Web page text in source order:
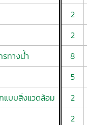
2
2
รทางน้ำ
8
5
แบบสิ่งแวดล้อม
2
2